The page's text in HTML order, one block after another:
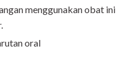
menggunakan obat ini
oral